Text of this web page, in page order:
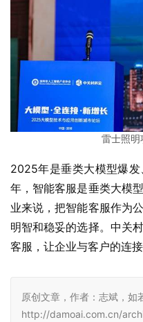
雷士照明
2025年是垂类大模型爆
年，智能客服是垂类大模
业来说，把智能客服作为
明智和稳妥的选择。中关
客服，让企业与客户的连接
原创文章，作者：志斌，如
http://damoai.com.cn/